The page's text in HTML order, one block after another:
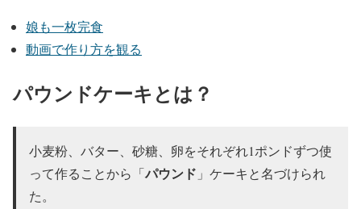
娘も一枚完食
動画で作り方を観る
パウンドケーキとは？
小麦粉、バター、砂糖、卵をそれぞれ1ポンドずつ使
って作ることから「パウンド 」ケーキと名づけられ
た。